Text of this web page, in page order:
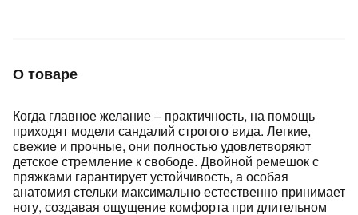
О товаре
Когда главное желание – практичность, на помощь
приходят модели сандалий строгого вида. Легкие,
свежие и прочные, они полностью удовлетворяют
детское стремление к свободе. Двойной ремешок с
пряжками гарантирует устойчивость, а особая
анатомия стельки максимально естественно принимает
ногу, создавая ощущение комфорта при длительном